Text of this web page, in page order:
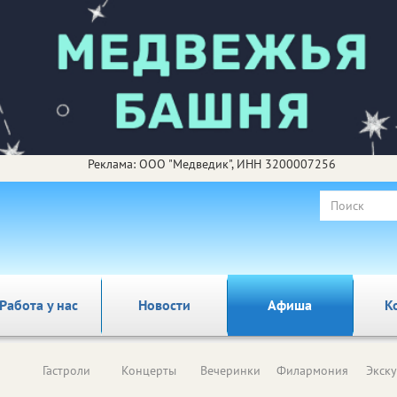
Реклама: ООО "Медведик", ИНН 3200007256
у нас Новости Афиша
Гастроли Концерты Вечеринки Филармония